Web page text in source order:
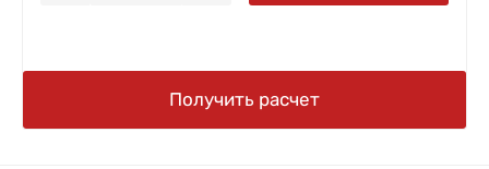
Получить расчет